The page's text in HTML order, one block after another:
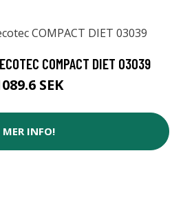
COMPACT DIET 03039
SEK
MER INFO!